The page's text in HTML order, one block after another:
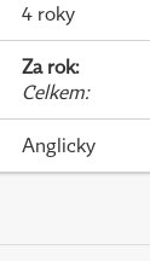
4 roky
Za rok:
Celkem:
Anglicky